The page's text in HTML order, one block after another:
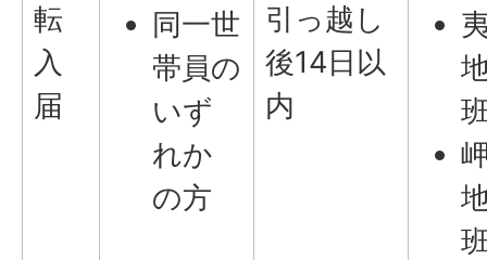
転
入
届
同一世
帯員の
いず
れか
の方
引っ越し
後14日以
内